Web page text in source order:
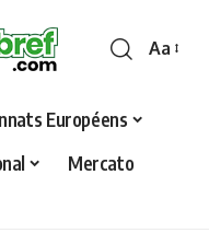
Font
Aa
Européens
Mercato